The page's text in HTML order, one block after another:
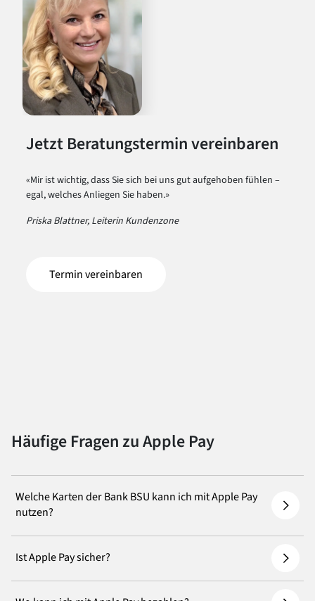
Jetzt Beratungstermin vereinbaren
«Mir ist wichtig, dass Sie sich bei uns gut aufgehoben fühlen –
egal, welches Anliegen Sie haben.»
Priska Blattner, Leiterin Kundenzone
Termin vereinbaren
Häufige Fragen zu Apple Pay
Welche Karten der Bank BSU kann ich mit Apple Pay
nutzen?
Ist Apple Pay sicher?